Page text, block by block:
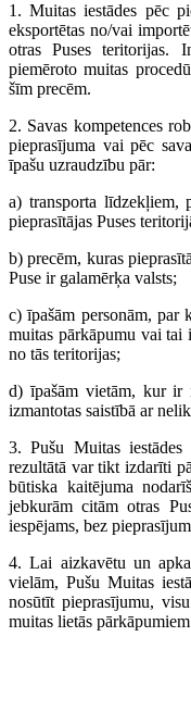
1. Muitas iestādes pēc
eksportētas no/vai
otras Puses teritorijas.
piemēroto muitas
šīm precēm.
2. Savas kompetences
pieprasījuma vai pēc
īpašu uzraudzību pār:
a) transporta līdzekļiem,
pieprasītājas Puses
b) precēm, kuras
Puse ir galamērķa valsts;
c) īpašām personām, par
muitas pārkāpumu vai tai
no tās teritorijas;
d) īpašām vietām, kur ir
izmantotas saistībā ar
3. Pušu Muitas
rezultātā var tikt izdarīti
būtiska kaitējuma
jebkurām citām otras
iespējams, bez
4. Lai aizkavētu un
vielām, Pušu Muitas
nosūtīt pieprasījumu,
muitas lietās